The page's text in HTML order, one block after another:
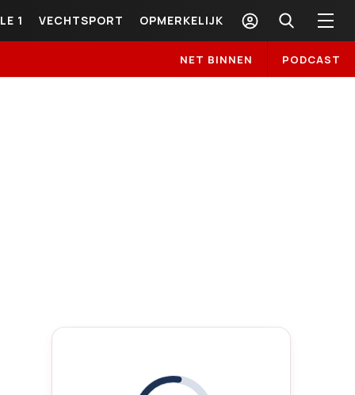
1 VECHTSPORT OPMERKELIJK
NET BINNEN PODCAST